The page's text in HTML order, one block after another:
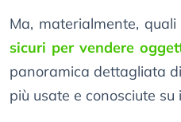
Ma, materialmente, quali
sicuri per vendere
panoramica dettagliata
più usate e conosciute su